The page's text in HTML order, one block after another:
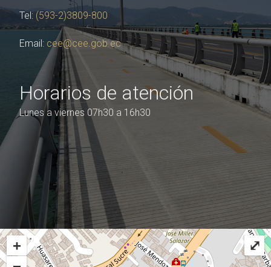
Reglamento Ley Orgánica Regula Uso Legítimo
de la Fuerza
Descargar
Ley Orgánica Personal y Disciplina FF.AA. Lexis
18 enero 2023
Ley Orgánica Regula el Uso Legítimo De La
Fuerza Lexis 22 agosto 2022
Constitución República Ecuador Acta enero
2021
Descargar
Tel: (593-2)3809-800
Email: cee@cee.gob.ec
Horarios de atención
Lunes a viernes 07h30 a 16h30
+
⤢